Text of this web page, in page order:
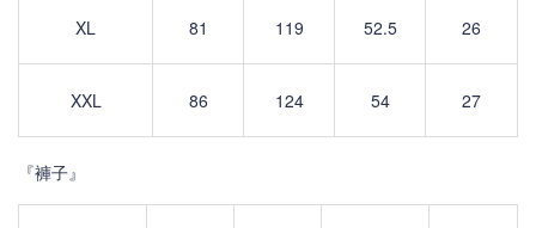
XL 81 119 52.5 26
XXL 86 124 54 27
『褲子』